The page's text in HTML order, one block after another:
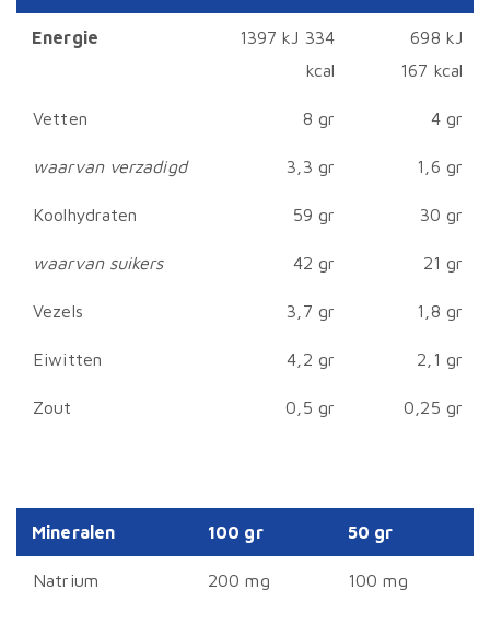
Energie
1397 kJ 334
kcal
698 kJ
167 kcal
Vetten 8 gr 4 gr
waarvan verzadigd 3,3 gr 1,6 gr
Koolhydraten 59 gr 30 gr
waarvan suikers 42 gr 21 gr
Vezels 3,7 gr 1,8 gr
Eiwitten 4,2 gr 2,1 gr
Zout 0,5 gr 0,25 gr
Mineralen 100 gr 50 gr
Natrium 200 mg 100 mg